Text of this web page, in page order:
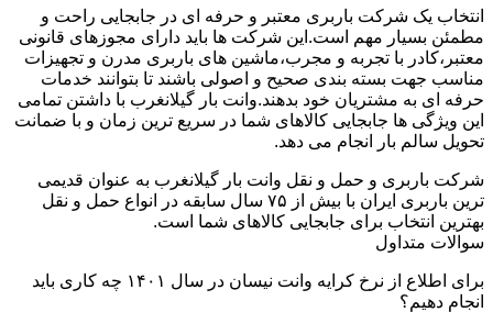
انتخاب یک شرکت باربری معتبر و حرفه ای در جابجایی راحت و
مطمئن بسیار مهم است.این شرکت ها باید دارای مجوزهای قانونی
معتبر،کادر با تجربه و مجرب،ماشین های باربری مدرن و تجهیزات
مناسب جهت بسته بندی صحیح و اصولی باشند تا بتوانند خدمات
حرفه ای به مشتریان خود بدهند.وانت بار گیلانغرب با داشتن تمامی
این ویژگی ها جابجایی کالاهای شما در سریع ترین زمان و با ضمانت
تحویل سالم بار انجام می دهد.
شرکت باربری و حمل و نقل وانت بار گیلانغرب به عنوان قدیمی
ترین باربری ایران با بیش از ۷۵ سال سابقه در انواع حمل و نقل
بهترین انتخاب برای جابجایی کالاهای شما است.
سوالات متداول
برای اطلاع از نرخ کرایه وانت نیسان در سال ۱۴۰۱ چه کاری باید
انجام دهیم؟